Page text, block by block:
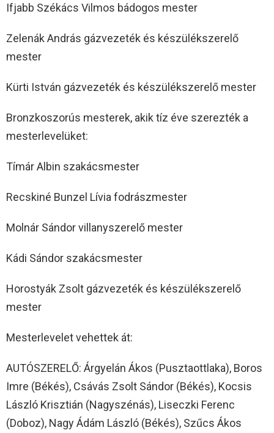
Ifjabb Székács Vilmos bádogos mester
Zelenák András gázvezeték és készülékszerelő
mester
Kürti István gázvezeték és készülékszerelő mester
Bronzkoszorús mesterek, akik tíz éve szerezték a
mesterlevelüket:
Tímár Albin szakácsmester
Recskiné Bunzel Lívia fodrászmester
Molnár Sándor villanyszerelő mester
Kádi Sándor szakácsmester
Horostyák Zsolt gázvezeték és készülékszerelő
mester
Mesterlevelet vehettek át:
AUTÓSZERELŐ: Árgyelán Ákos (Pusztaottlaka), Boros
Imre (Békés), Csávás Zsolt Sándor (Békés), Kocsis
László Krisztián (Nagyszénás), Liseczki Ferenc
(Doboz), Nagy Ádám László (Békés), Szűcs Ákos